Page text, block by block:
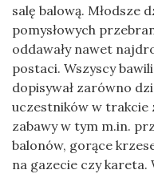
salę balową. Młodsze
pomysłowych
oddawały nawet
postaci. Wszyscy
dopisywał zarówno
uczestników w trakcie
zabawy w tym m.in.
balonów, gorące
na gazecie czy kareta.